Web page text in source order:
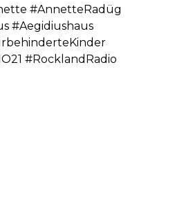
#AnnetteRadüg
#Aegidiushaus
#RocklandRadio